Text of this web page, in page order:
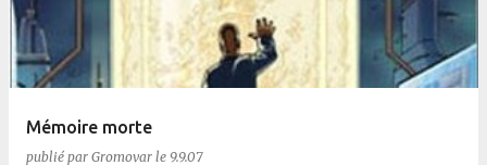
Mémoire morte
publié par Gromovar le 9.9.07